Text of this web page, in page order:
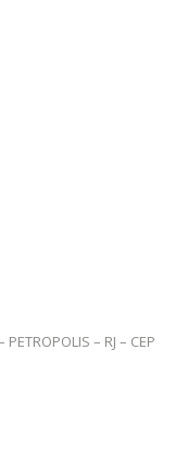
– RJ – CEP